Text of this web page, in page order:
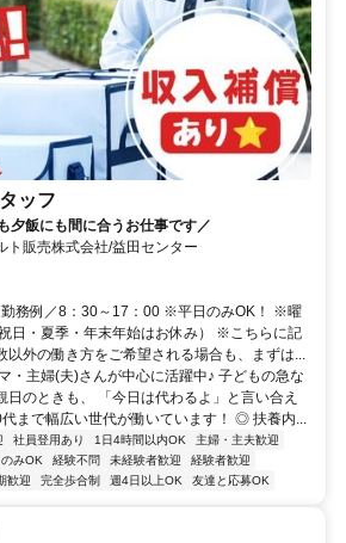
ッフ
夕飯にも間に合うお仕事です／
販売株式会社/益田センター
勤務例／8：30～17：00 ※平日のみOK！ ※曜
日・夏季・年末年始はお休み） ※こちらに記
以外の働き方をご希望される場合も、まずは...
・主婦(夫)さんが中心に活躍中♪ 子どもの急な
日のときも、 「今日は代わるよ」と言い合え
まで幅広い世代が働いています！ ◎ 扶養内...
社員登用あり 1日4時間以内OK
主婦・主夫歓迎
みOK 経験不問 未経験者歓迎
経験者歓迎
歓迎 完全歩合制 週4日以上OK 友達と応募OK